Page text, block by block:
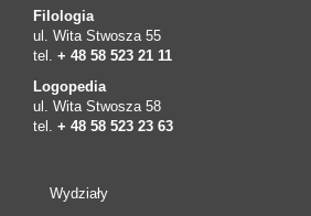
Filologia
ul. Wita Stwosza 55
tel. + 48 58 523 21 11
Logopedia
ul. Wita Stwosza 58
tel. + 48 58 523 23 63
Wydziały